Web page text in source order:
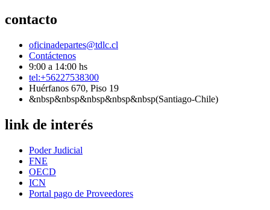
contacto
oficinadepartes@tdlc.cl
Contáctenos
9:00 a 14:00 hs
tel:+56227538300
Huérfanos 670, Piso 19
&nbsp&nbsp&nbsp&nbsp&nbsp(Santiago-Chile)
link de interés
Poder Judicial
FNE
OECD
ICN
Portal pago de Proveedores